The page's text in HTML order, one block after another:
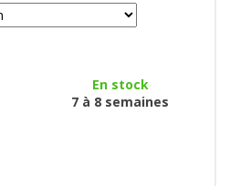
En stock
7 à 8 semaines